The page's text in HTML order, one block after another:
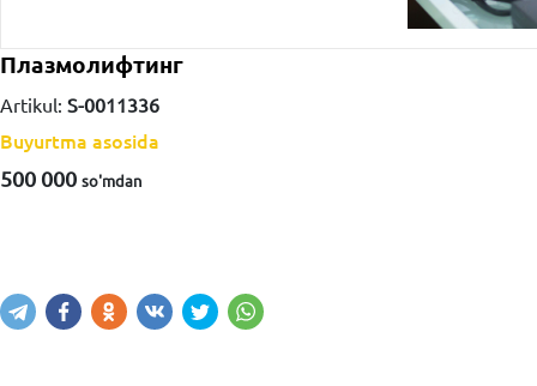
Плазмолифтинг
Artikul: S-0011336
Buyurtma asosida
500 000 so'mdan